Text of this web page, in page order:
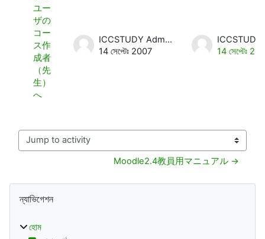
ユー
ザの
コー
ス作
成者
（先
生）
へ
ICCSTUDY Admin User
14 সেপ্টেঃ 2007
14 সেপ্টেঃ
Jump to activity
Moodle2.4教員用マニュアル →
ব্লক
ন্যাভিগেশন
হোম